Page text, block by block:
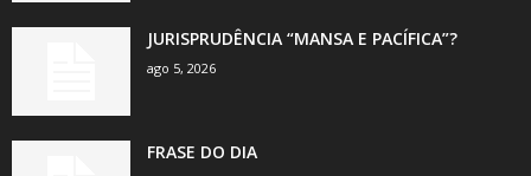
JURISPRUDÊNCIA “MANSA E PACÍFICA”?
ago 5, 2026
FRASE DO DIA